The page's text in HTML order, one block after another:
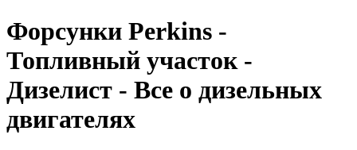
Форсунки Perkins -
Топливный участок -
Дизелист - Все о дизельных
двигателях